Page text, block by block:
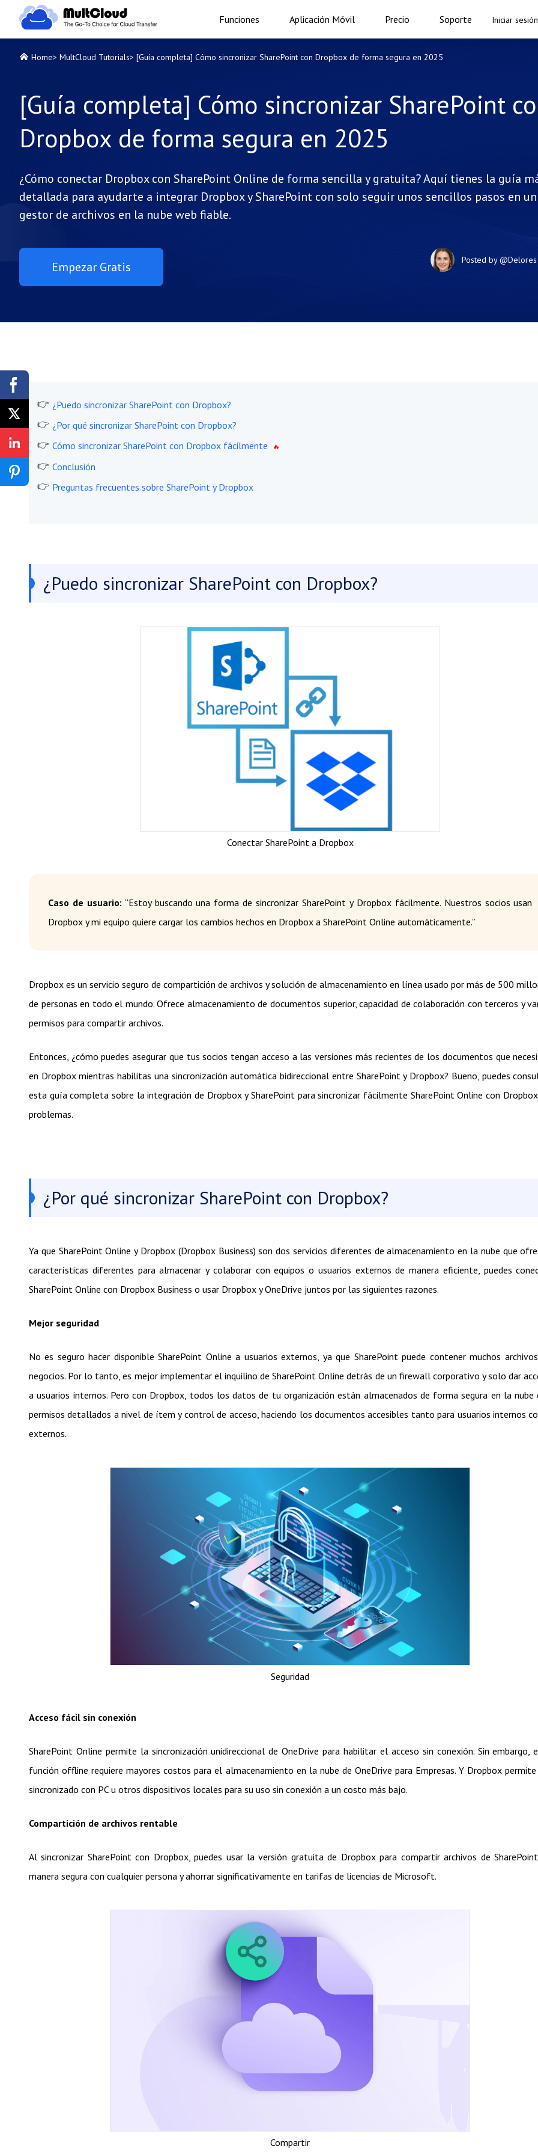
Funciones Aplicación Móvil Precio Soporte Iniciar sesión
Home> MultCloud Tutorials> [Guía completa] Cómo sincronizar SharePoint con Dropbox de forma segura en 2025
[Guía completa] Cómo sincronizar SharePoint
Dropbox de forma segura en 2025
¿Cómo conectar Dropbox con SharePoint Online de forma sencilla y gratuita? Aquí tienes la guía
detallada para ayudarte a integrar Dropbox y SharePoint con solo seguir unos sencillos pasos en un
gestor de archivos en la nube web fiable.
Empezar Gratis Posted by@Delores
¿Puedo sincronizar SharePoint con Dropbox?
¿Por qué sincronizar SharePoint con Dropbox?
Cómo sincronizar SharePoint con Dropbox fácilmente
Conclusión
Preguntas frecuentes sobre SharePoint y Dropbox
¿Puedo sincronizar SharePoint con Dropbox?
Conectar SharePoint a Dropbox
Caso de usuario: “Estoy buscando una forma de sincronizar SharePoint y Dropbox fácilmente. Nuestros socios usan
Dropbox y mi equipo quiere cargar los cambios hechos en Dropbox a SharePoint Online automáticamente.”
Dropbox es un servicio seguro de compartición de archivos y solución de almacenamiento en línea usado por más de 500
de personas en todo el mundo. Ofrece almacenamiento de documentos superior, capacidad de colaboración con terceros y
permisos para compartir archivos.
Entonces, ¿cómo puedes asegurar que tus socios tengan acceso a las versiones más recientes de los documentos que
en Dropbox mientras habilitas una sincronización automática bidireccional entre SharePoint y Dropbox? Bueno, puedes
esta guía completa sobre la integración de Dropbox y SharePoint para sincronizar fácilmente SharePoint Online con
problemas.
¿Por qué sincronizar SharePoint con Dropbox?
Ya que SharePoint Online y Dropbox (Dropbox Business) son dos servicios diferentes de almacenamiento en la nube que
características diferentes para almacenar y colaborar con equipos o usuarios externos de manera eficiente, puedes
SharePoint Online con Dropbox Business o usar Dropbox y OneDrive juntos por las siguientes razones.
Mejor seguridad
No es seguro hacer disponible SharePoint Online a usuarios externos, ya que SharePoint puede contener muchos
negocios. Por lo tanto, es mejor implementar el inquilino de SharePoint Online detrás de un firewall corporativo y solo dar
a usuarios internos. Pero con Dropbox, todos los datos de tu organización están almacenados de forma segura en la nube
permisos detallados a nivel de ítem y control de acceso, haciendo los documentos accesibles tanto para usuarios internos
externos.
Seguridad
Acceso fácil sin conexión
SharePoint Online permite la sincronización unidireccional de OneDrive para habilitar el acceso sin conexión. Sin embargo,
función offline requiere mayores costos para el almacenamiento en la nube de OneDrive para Empresas. Y Dropbox
sincronizado con PC u otros dispositivos locales para su uso sin conexión a un costo más bajo.
Compartición de archivos rentable
Al sincronizar SharePoint con Dropbox, puedes usar la versión gratuita de Dropbox para compartir archivos de
manera segura con cualquier persona y ahorrar significativamente en tarifas de licencias de Microsoft.
Compartir